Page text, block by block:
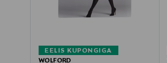
EELIS KUPONGIGA
WOLFORD